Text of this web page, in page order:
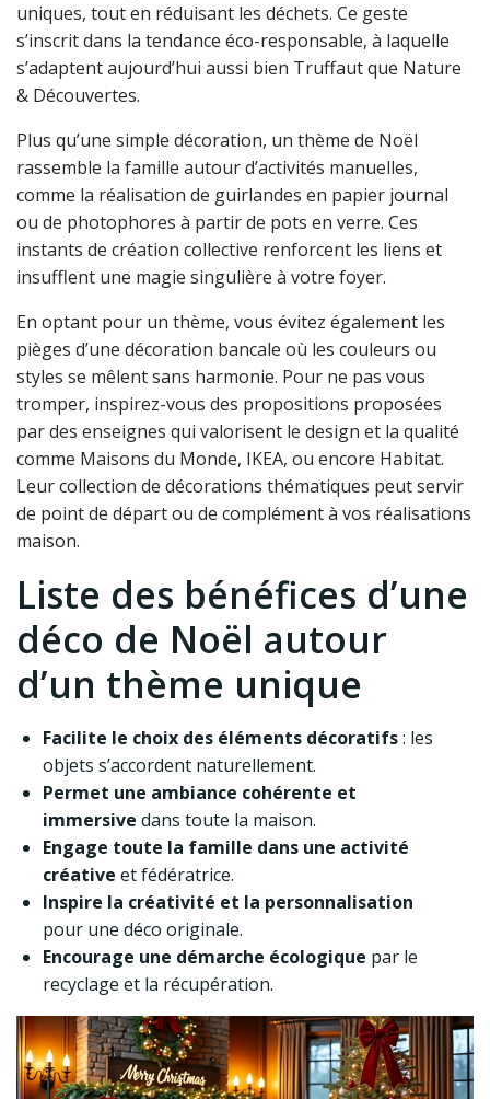
uniques, tout en réduisant les déchets. Ce geste
s’inscrit dans la tendance éco-responsable, à laquelle
s’adaptent aujourd’hui aussi bien Truffaut que Nature
& Découvertes.
Plus qu’une simple décoration, un thème de Noël
rassemble la famille autour d’activités manuelles,
comme la réalisation de guirlandes en papier journal
ou de photophores à partir de pots en verre. Ces
instants de création collective renforcent les liens et
insufflent une magie singulière à votre foyer.
En optant pour un thème, vous évitez également les
pièges d’une décoration bancale où les couleurs ou
styles se mêlent sans harmonie. Pour ne pas vous
tromper, inspirez-vous des propositions proposées
par des enseignes qui valorisent le design et la qualité
comme Maisons du Monde, IKEA, ou encore Habitat.
Leur collection de décorations thématiques peut servir
de point de départ ou de complément à vos réalisations
maison.
Liste des bénéfices d’une
déco de Noël autour
d’un thème unique
Facilite le choix des éléments décoratifs: les
objets s’accordent naturellement.
Permet une ambiance cohérente et
immersive dans toute la maison.
Engage toute la famille dans une activité
créative et fédératrice.
Inspire la créativité et la personnalisation
pour une déco originale.
Encourage une démarche écologique par le
recyclage et la récupération.